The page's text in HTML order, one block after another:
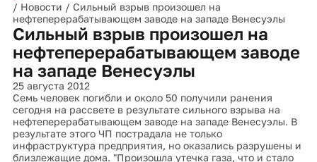
/ Новости / Сильный взрыв произошел на
нефтеперерабатывающем заводе на западе Венесуэлы
Сильный взрыв произошел на
нефтеперерабатывающем заводе
на западе Венесуэлы
25 августа 2012
Семь человек погибли и около 50 получили ранения
сегодня на рассвете в результате сильного взрыва на
нефтеперерабатывающем заводе на западе Венесуэлы. В
результате этого ЧП пострадала не только
инфраструктура предприятия, но оказались разрушены и
близлежащие дома. "Произошла утечка газа, что и стало